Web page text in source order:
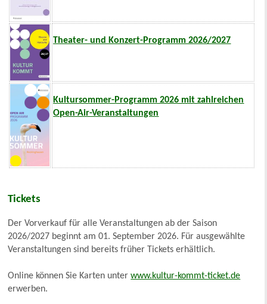
Theater- und Konzert-Programm 2026/2027
Kultursommer-Programm 2026 mit zahlreichen
Open-Air-Veranstaltungen
Tickets
Der Vorverkauf für alle Veranstaltungen ab der Saison
2026/2027 beginnt am 01. September 2026. Für ausgewählte
Veranstaltungen sind bereits früher Tickets erhältlich.
Online können Sie Karten unterwww.kultur-kommt-ticket.de
erwerben.